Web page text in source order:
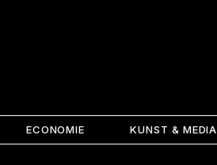
ECONOMIE KUNST & MEDIA